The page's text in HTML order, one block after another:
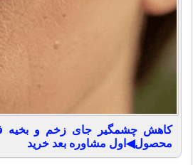
محصول◀اول مشاوره بعد خرید